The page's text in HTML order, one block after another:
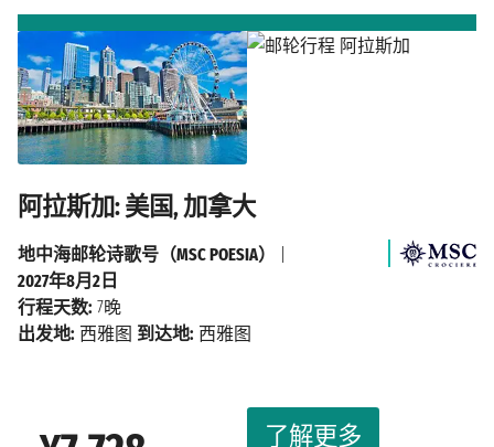
阿拉斯加: 美国, 加拿大
了解更多
地中海邮轮诗歌号（MSC POESIA）
2027年8月2日
行程天数: 7晚
出发地: 西雅图 到达地: 西雅图